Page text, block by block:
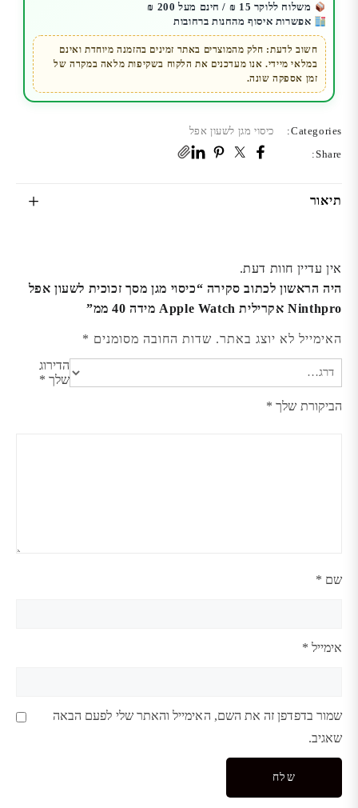
אפל
Ninthpro
אקרילית
Apple
40
משלוח ללוקר 15 ₪ / חינם מעל 200 ₪
אפשרות איסוף מהחנות ברחובות
חשוב לדעת: חלק מהמוצרים באתר זמינים בהזמנה מיוחדת ואינם
במלאי מיידי. אנו מעדכנים את הלקוח בשקיפות מלאה במקרה של
זמן אספקה שונה.
Categories:
כיסוי מגן לשעון אפל
Share:
תיאור
אין עדיין חוות דעת.
היה הראשון לכתוב סקירה “כיסוי מגן מסך זכוכית לשעון אפל
Ninthpro אקרילית Apple Watch מידה 40 ממ”
האימייל לא יוצג באתר. שדות החובה מסומנים *
הדירוג
שלך *
הביקורת שלך *
שם *
אימייל *
שמור בדפדפן זה את השם, האימייל והאתר שלי לפעם הבאה
שאגיב.